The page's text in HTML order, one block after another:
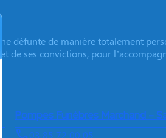
défunte de manière totalement
de ses convictions, pour
Pompes Funèbres Marchand –
03 85 72 00 05